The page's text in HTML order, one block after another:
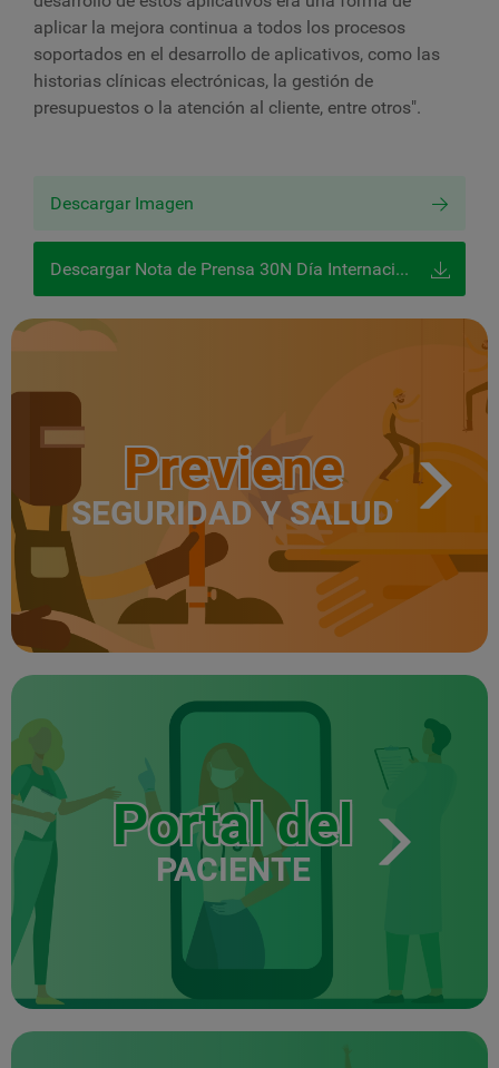
aplicar la mejora continua a todos los procesos
soportados en el desarrollo de aplicativos, como las
historias clínicas electrónicas, la gestión de
presupuestos o la atención al cliente, entre otros".
Descargar Imagen
Descargar Nota de Prensa 30N Día Internacional Seguridad Información
Previene
SEGURIDAD Y SALUD
Portal del
PACIENTE